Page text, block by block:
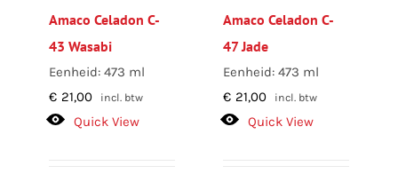
Amaco Celadon C-
43 Wasabi
Eenheid: 473 ml
€ 21,00 incl. btw
Quick View
Amaco Celadon C-
47 Jade
Eenheid: 473 ml
€ 21,00 incl. btw
Quick View